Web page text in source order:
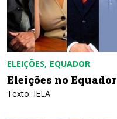
ELEIÇÕES EQUADOR
Eleições no Equador
Texto: IELA